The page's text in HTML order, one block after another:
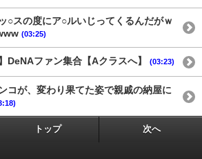
○スの度にア○ルいじってくるんだがｗ
(03:25)
DeNAファン集合【Aクラスへ】 (03:23)
コが、変わり果てた姿で親戚の納屋に
トップ 次へ